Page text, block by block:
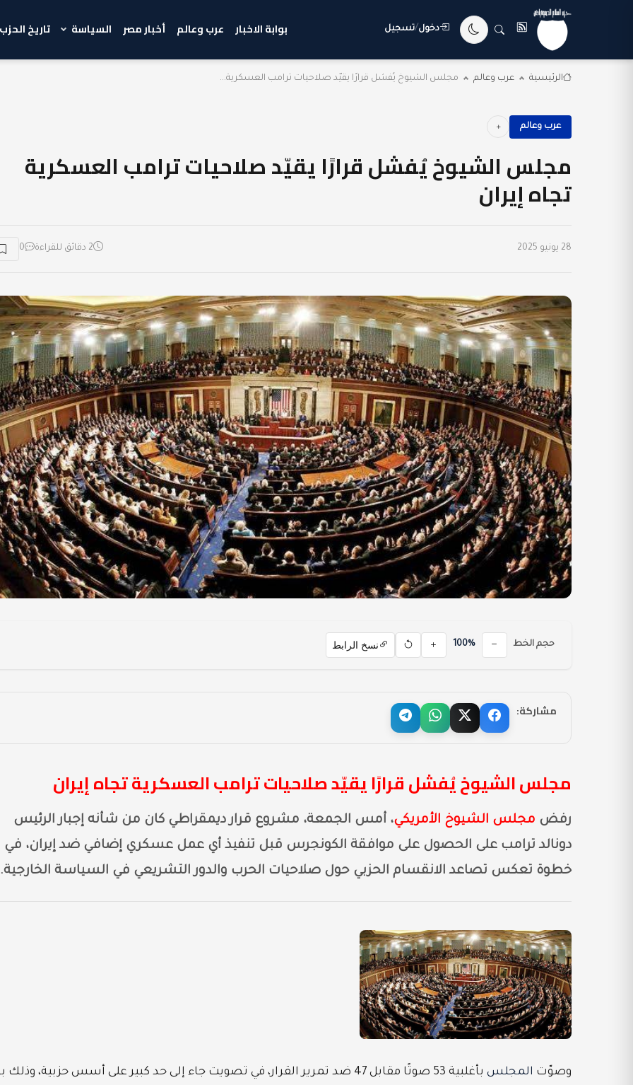
دخول/تسجيل بوابة الاخبار عرب وعالم أخبار مصر السياسة تاريخ الحزب
الرئيسية عرب وعالم مجلس الشيوخ يُفشل قرارًا يقيّد صلاحيات ترامب العسكرية...
عرب وعالم
مجلس الشيوخ يُفشل قرارًا يقيّد صلاحيات ترامب العسكرية
تجاه إيران
28 يونيو 2025 2 دقائق للقراءة 0
حجم الخط 100% نسخ الرابط
مشاركة:
مجلس الشيوخ يُفشل قرارًا يقيّد صلاحيات ترامب العسكرية تجاه إيران
رفض مجلس الشيوخ الأمريكي، أمس الجمعة، مشروع قرار ديمقراطي كان من شأنه إجبار الرئيس
دونالد ترامب على الحصول على موافقة الكونجرس قبل تنفيذ أي عمل عسكري إضافي ضد إيران، في
خطوة تعكس تصاعد الانقسام الحزبي حول صلاحيات الحرب والدور التشريعي في السياسة الخارجية.
وصوّت المجلس
بأغلبية 53 صوتًا مقابل 47 ضد تمرير القرار، في تصويت جاء إلى حد كبير على أسس حزبية،